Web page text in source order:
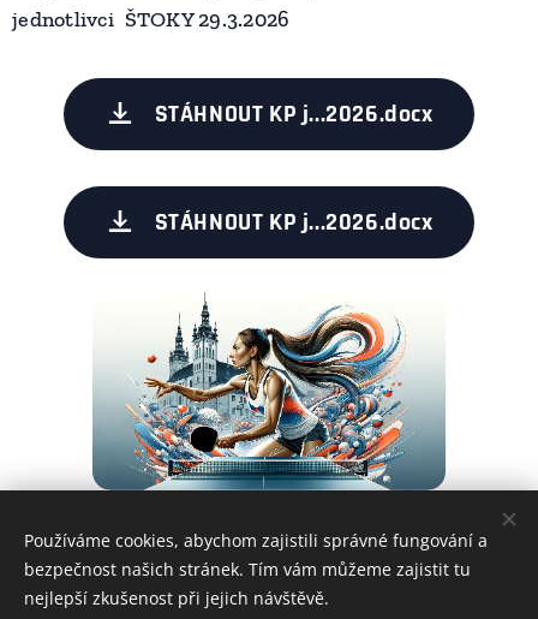
jednotlivci ŠTOKY 29.3.2026
STÁHNOUT KP j...2026.docx
STÁHNOUT KP j...2026.docx
Share
Používáme cookies, abychom zajistili správné fungování a
bezpečnost našich stránek. Tím vám můžeme zajistit tu
nejlepší zkušenost při jejich návštěvě.